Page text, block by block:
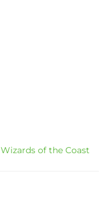
Wizards of the Coast